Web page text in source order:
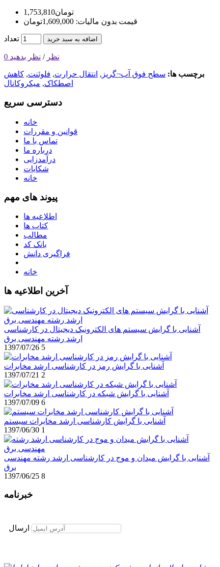
1,753,810تومان
قیمت بدون مالیات: 1,609,000تومان
تعداد اضافه به سبد خرید
0 نظر / نظر بدهید
برچسب ها: سطح فوق آب¬گریز , انتقال حرارت, فلوئنت, کاهش
اصطکاک, میکروکانال
دسترسی سریع
خانه
قوانین و مقررات
تماس با ما
درباره ما
درآمدزایی
شکایات
خانه
پیوند های مهم
اطلاعیه ها
کتاب ها
مطالب
بانک کد
فراگیری دانش
خانه
آخرین اطلاعیه ها
آشنایی با گرایش سیستم های الکترونیک دیجیتال در کارشناسی
ارشد رشته مهندسی برق
1397/07/26 5
آشنایی با گرایش رمز در کارشناسی ارشد مخابرات
1397/07/21 2
آشنایی با گرایش شبکه در کارشناسی ارشد مخابرات
1397/07/09 6
آشنایی با گرایش کارشناسی ارشد مخابرات سیستم
1397/06/30 1
آشنایی با گرایش میدان و موج در کارشناسی ارشد رشته مهندسی
برق
1397/06/25 8
خبرنامه
ارسال